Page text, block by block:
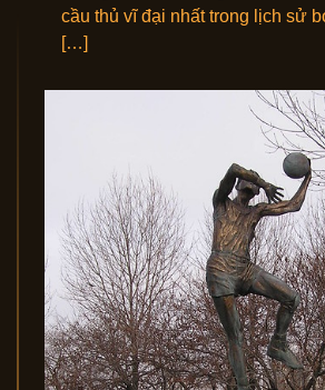
cầu thủ vĩ đại nhất trong lịch sử
[…]